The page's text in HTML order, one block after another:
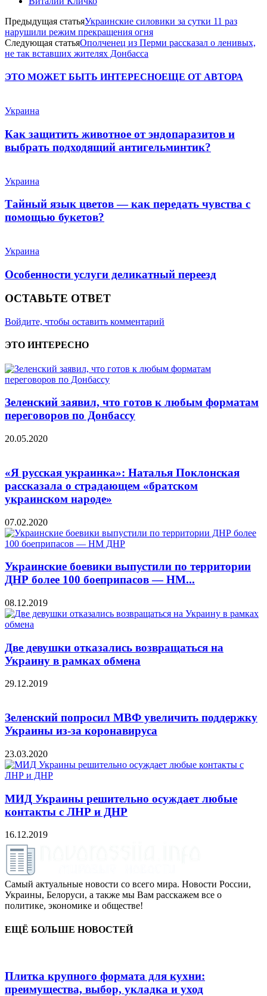
Предыдущая статьяУкраинские силовики за сутки 11 раз
нарушили режим прекращения огня
Следующая статьяОполченец из Перми рассказал о ленивых,
не так вставших жителях Донбасса
ЭТО МОЖЕТ БЫТЬ ИНТЕРЕСНОЕЩЕ ОТ АВТОРА
Украина
Как защитить животное от эндопаразитов и
выбрать подходящий антигельминтик?
Украина
Тайный язык цветов — как передать чувства с
помощью букетов?
Украина
Особенности услуги деликатный переезд
ОСТАВЬТЕ ОТВЕТ
Войдите, чтобы оставить комментарий
ЭТО ИНТЕРЕСНО
Зеленский заявил, что готов к любым форматам
переговоров по Донбассу
20.05.2020
«Я русская украинка»: Наталья Поклонская
рассказала о страдающем «братском
украинском народе»
07.02.2020
Украинские боевики выпустили по территории
ДНР более 100 боеприпасов — НМ...
08.12.2019
Две девушки отказались возвращаться на
Украину в рамках обмена
29.12.2019
Зеленский попросил МВФ увеличить поддержку
Украины из-за коронавируса
23.03.2020
МИД Украины решительно осуждает любые
контакты с ЛНР и ДНР
16.12.2019
Самый актуальные новости со всего мира. Новости России,
Украины, Белоруси, а также мы Вам расскажем все о
политике, экономике и обществе!
ЕЩЁ БОЛЬШЕ НОВОСТЕЙ
Плитка крупного формата для кухни:
преимущества, выбор, укладка и уход